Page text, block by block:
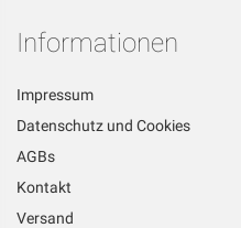
Informationen
Impressum
Datenschutz und Cookies
AGBs
Kontakt
Versand